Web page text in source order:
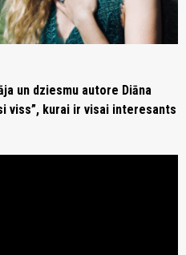
un dziesmu autore Diāna
viss”, kurai ir visai interesants